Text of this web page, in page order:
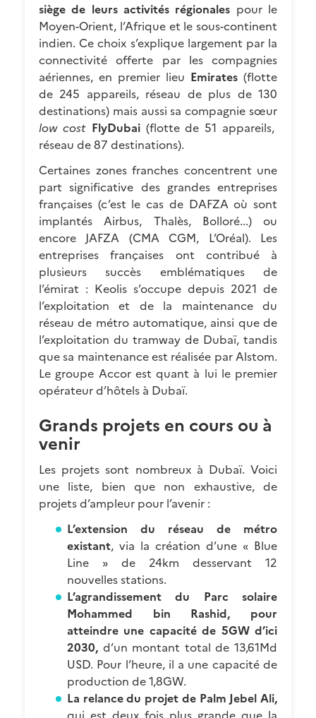
siège de leurs activités régionales pour le
Moyen-Orient, l’Afrique et le sous-continent
indien. Ce choix s’explique largement par la
connectivité offerte par les compagnies
aériennes, en premier lieu Emirates (flotte
de 245 appareils, réseau de plus de 130
destinations) mais aussi sa compagnie sœur
low cost FlyDubai(flotte de 51 appareils,
réseau de 87 destinations).
Certaines zones franches concentrent une
part significative des grandes entreprises
françaises (c’est le cas de DAFZA où sont
implantés Airbus, Thalès, Bolloré...) ou
encore JAFZA (CMA CGM, L’Oréal). Les
entreprises françaises ont contribué à
plusieurs succès emblématiques de
l’émirat : Keolis s’occupe depuis 2021 de
l’exploitation et de la maintenance du
réseau de métro automatique, ainsi que de
l’exploitation du tramway de Dubaï, tandis
que sa maintenance est réalisée par Alstom.
Le groupe Accor est quant à lui le premier
opérateur d’hôtels à Dubaï.
Grands projets en cours ou à
venir
Les projets sont nombreux à Dubaï. Voici
une liste, bien que non exhaustive, de
projets d’ampleur pour l’avenir :
L’extension du réseau de métro
existant, via la création d’une « Blue
Line » de 24km desservant 12
nouvelles stations.
L’agrandissement du Parc solaire
Mohammed bin Rashid, pour
atteindre une capacité de 5GW d’ici
2030, d’un montant total de 13,61Md
USD. Pour l’heure, il a une capacité de
production de 1,8GW.
La relance du projet de Palm Jebel Ali,
qui est deux fois plus grande que la